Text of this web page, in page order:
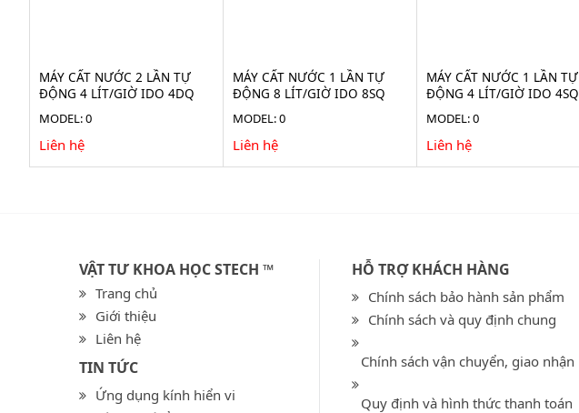
MÁY CẤT NƯỚC 2 LẦN TỰ
ĐỘNG 4 LÍT/GIỜ IDO 4DQ
MODEL: 0
Liên hệ
MÁY CẤT NƯỚC 1 LẦN TỰ
ĐỘNG 8 LÍT/GIỜ IDO 8SQ
MODEL: 0
Liên hệ
MÁY CẤT NƯỚC 1 LẦN TỰ
ĐỘNG 4 LÍT/GIỜ IDO 4SQ
MODEL: 0
Liên hệ
VẬT TƯ KHOA HỌC STECH ™
Trang chủ
Giới thiệu
Liên hệ
TIN TỨC
Ứng dụng kính hiển vi
HỖ TRỢ KHÁCH HÀNG
Chính sách bảo hành sản phẩm
Chính sách và quy định chung
Chính sách vận chuyển, giao nhận
Quy định và hình thức thanh toán